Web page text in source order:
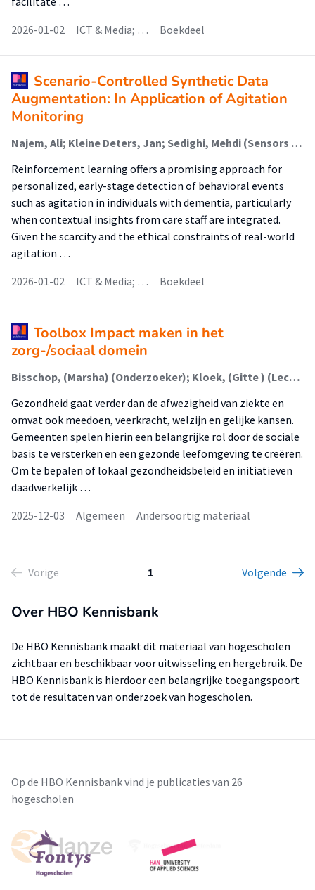
2026-01-02
ICT & Media; … Boekdeel
Scenario-Controlled Synthetic Data
Augmentation: In Application of Agitation
Monitoring
Najem, Ali; Kleine Deters, Jan; Sedighi, Mehdi (Sensors And Smart Systems); Wörtche, Heinrich (Sensors And Smart Systems)
Reinforcement learning offers a promising approach for
personalized, early-stage detection of behavioral events
such as agitation in individuals with dementia, particularly
when contextual insights from care staff are integrated.
Given the scarcity and the ethical constraints of real-world
agitation …
2026-01-02
ICT & Media; … Boekdeel
Toolbox Impact maken in het
zorg-/sociaal domein
Bisschop, (Marsha) (Onderzoeker); Kloek, (Gitte ) (Lector); Jansen-Kosterink, S. (Stephanie) (Extern); Weeges, H. (Hilda) (Extern)
Gezondheid gaat verder dan de afwezigheid van ziekte en
omvat ook meedoen, veerkracht, welzijn en gelijke kansen.
Gemeenten spelen hierin een belangrijke rol door de sociale
basis te versterken en een gezonde leefomgeving te creëren.
Om te bepalen of lokaal gezondheidsbeleid en initiatieven
daadwerkelijk …
2025-12-03
Algemeen Andersoortig materiaal
Vorige 1 Volgende
Over HBO Kennisbank
De HBO Kennisbank maakt dit materiaal van hogescholen
zichtbaar en beschikbaar voor uitwisseling en hergebruik. De
HBO Kennisbank is hierdoor een belangrijke toegangspoort
tot de resultaten van onderzoek van hogescholen.
Op de HBO Kennisbank vind je publicaties van 26
hogescholen